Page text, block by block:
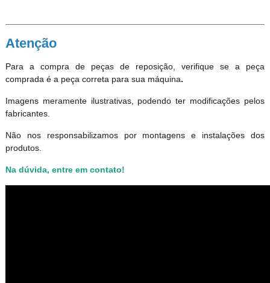
Atenção
Para a compra de peças de reposição, verifique se a peça
comprada é a peça correta para sua máquina.
Imagens meramente ilustrativas, podendo ter modificações pelos
fabricantes.
Não nos responsabilizamos por montagens e instalações dos
produtos.
Na dúvida, entre em contato!